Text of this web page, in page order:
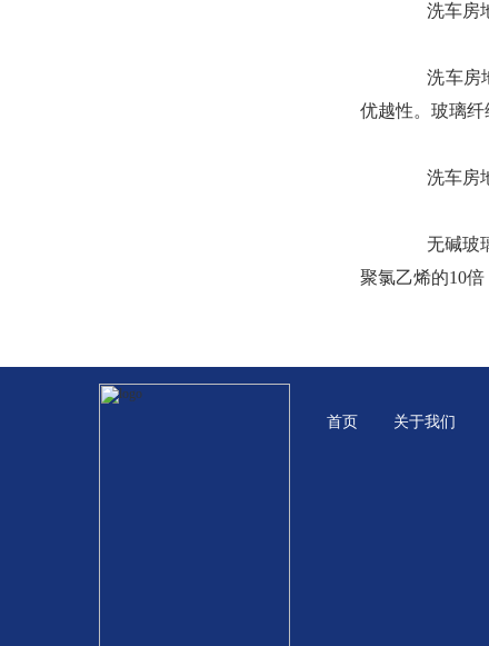
洗车房地
洗车房地
优越性。玻璃纤
洗车房地
无碱玻璃
聚氯乙烯的10
首页 关于我们